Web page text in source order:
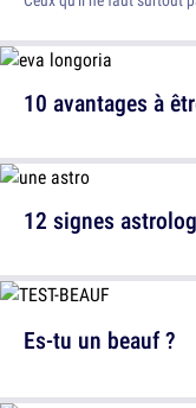
10 avantages à
12 signes
Es-tu un beauf ?